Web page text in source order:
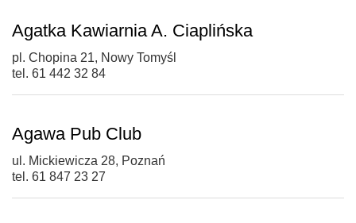
Agatka Kawiarnia A. Ciaplińska
pl. Chopina 21, Nowy Tomyśl
tel. 61 442 32 84
Agawa Pub Club
ul. Mickiewicza 28, Poznań
tel. 61 847 23 27